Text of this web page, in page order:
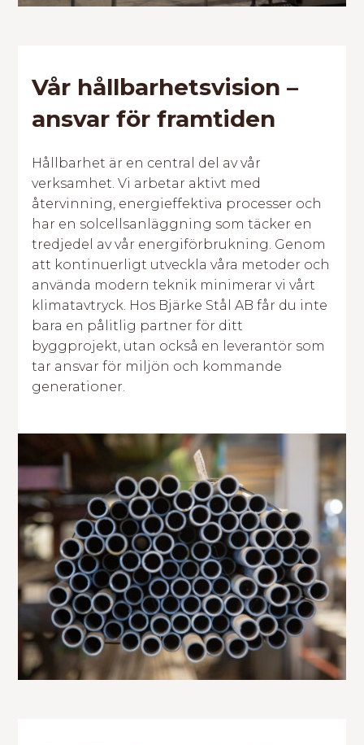
Vår hållbarhetsvision –
ansvar för framtiden
Hållbarhet är en central del av vår
verksamhet. Vi arbetar aktivt med
återvinning, energieffektiva processer och
har en solcellsanläggning som täcker en
tredjedel av vår energiförbrukning. Genom
att kontinuerligt utveckla våra metoder och
använda modern teknik minimerar vi vårt
klimatavtryck. Hos Bjärke Stål AB får du inte
bara en pålitlig partner för ditt
byggprojekt, utan också en leverantör som
tar ansvar för miljön och kommande
generationer.